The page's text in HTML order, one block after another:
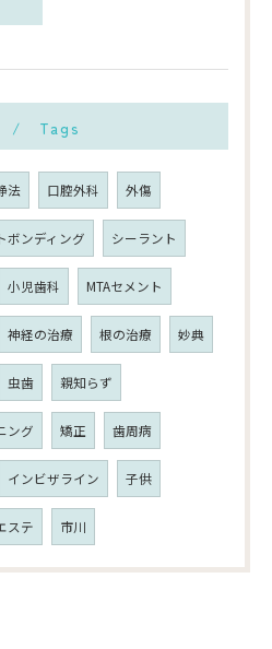
Tags
法 口腔外科 外傷
ボンディング シーラント
小児歯科 MTAセメント
神経の治療 根の治療 妙典
虫歯 親知らず
ング 矯正 歯周病
インビザライン 子供
ステ 市川